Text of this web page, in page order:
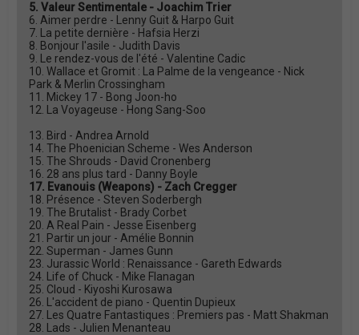
5. Valeur Sentimentale - Joachim Trier
6. Aimer perdre - Lenny Guit & Harpo Guit
7. La petite dernière - Hafsia Herzi
8. Bonjour l'asile - Judith Davis
9. Le rendez-vous de l'été - Valentine Cadic
10. Wallace et Gromit : La Palme de la vengeance - Nick
Park & Merlin Crossingham
11. Mickey 17 - Bong Joon-ho
12. La Voyageuse - Hong Sang-Soo
13. Bird - Andrea Arnold
14. The Phoenician Scheme - Wes Anderson
15. The Shrouds - David Cronenberg
16. 28 ans plus tard - Danny Boyle
17. Evanouis (Weapons) - Zach Cregger
18. Présence - Steven Soderbergh
19. The Brutalist - Brady Corbet
20. A Real Pain - Jesse Eisenberg
21. Partir un jour - Amélie Bonnin
22. Superman - James Gunn
23. Jurassic World : Renaissance - Gareth Edwards
24. Life of Chuck - Mike Flanagan
25. Cloud - Kiyoshi Kurosawa
26. L'accident de piano - Quentin Dupieux
27. Les Quatre Fantastiques : Premiers pas - Matt Shakman
28. Lads - Julien Menanteau